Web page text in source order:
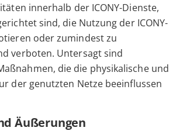
innerhalb der ICONY-Dienste,
sind, die Nutzung der ICONY-
oder zumindest zu
verboten. Untersagt sind
die die physikalische und
der genutzten Netze beeinflussen
Äußerungen